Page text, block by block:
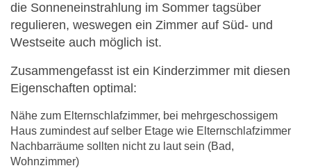
die Sonneneinstrahlung im Sommer tagsüber
regulieren, weswegen ein Zimmer auf Süd- und
Westseite auch möglich ist.
Zusammengefasst ist ein Kinderzimmer mit diesen
Eigenschaften optimal:
Nähe zum Elternschlafzimmer, bei mehrgeschossigem
Haus zumindest auf selber Etage wie Elternschlafzimmer
Nachbarräume sollten nicht zu laut sein (Bad,
Wohnzimmer)